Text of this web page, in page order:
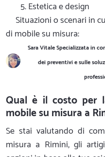
5. Estetica e design
Situazioni o scenari in
di mobile su misura:
Sara Vitale Specializzata in
dei preventivi e sulle
Qual è il costo per
mobile su misura a
Se stai valutando di
misura a Rimini, gli